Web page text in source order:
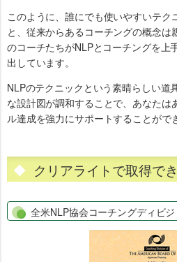
このように、誰にでも使いやすいテク
と、従来からあるコーチングの概念は
のコーチたちがNLPとコーチングを上
出しています。
NLPのテクニックという素晴らしい道
な設計図が調和することで、あなたは
ル達成を強力にサポートすることがで
クリアライトで取得で
全米NLP協会コーチングディビ